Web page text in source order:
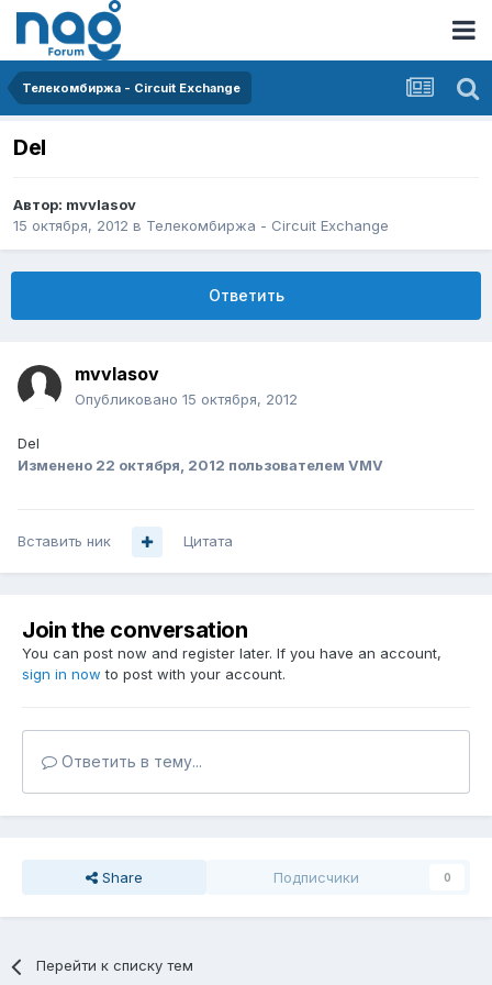
Телекомбиржа - Circuit Exchange
Del
Автор: mvvlasov
15 октября, 2012 в Телекомбиржа - Circuit Exchange
Ответить
mvvlasov
Опубликовано 15 октября, 2012
Del
Изменено 22 октября, 2012 пользователем VMV
Вставить ник Цитата
Join the conversation
You can post now and register later. If you have an account,
sign in now to post with your account.
Ответить в тему...
Share Подписчики 0
Перейти к списку тем